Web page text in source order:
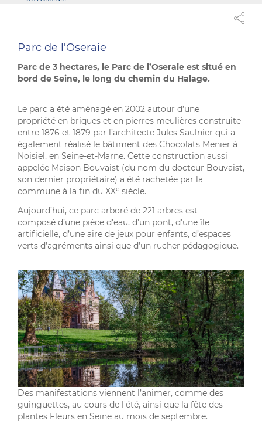
Parc de l'Oseraie
Parc de 3 hectares, le Parc de l’Oseraie est situé en
bord de Seine, le long du chemin du Halage.
Le parc a été aménagé en 2002 autour d’une
propriété en briques et en pierres meulières construite
entre 1876 et 1879 par l’architecte Jules Saulnier qui a
également réalisé le bâtiment des Chocolats Menier à
Noisiel, en Seine-et-Marne. Cette construction aussi
appelée Maison Bouvaist (du nom du docteur Bouvaist,
son dernier propriétaire) a été rachetée par la
commune à la fin du XXe siècle.
Aujourd’hui, ce parc arboré de 221 arbres est
composé d’une pièce d’eau, d’un pont, d’une île
artificielle, d’une aire de jeux pour enfants, d’espaces
verts d’agréments ainsi que d’un rucher pédagogique.
Des manifestations viennent l’animer, comme des
guinguettes, au cours de l'été, ainsi que la fête des
plantes Fleurs en Seine au mois de septembre.